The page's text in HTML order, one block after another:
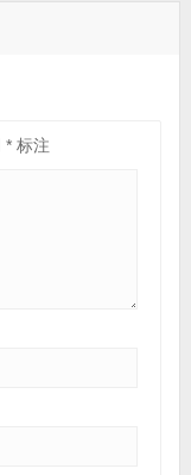
*标注